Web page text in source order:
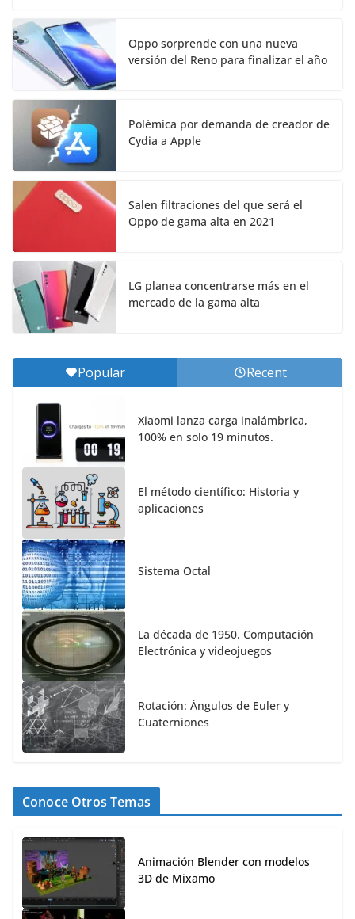
Oppo sorprende con una nueva
versión del Reno para finalizar el año
Polémica por demanda de creador de
Cydia a Apple
Salen filtraciones del que será el
Oppo de gama alta en 2021
LG planea concentrarse más en el
mercado de la gama alta
Popular Recent
Xiaomi lanza carga inalámbrica,
100% en solo 19 minutos.
El método científico: Historia y
aplicaciones
Sistema Octal
La década de 1950. Computación
Electrónica y videojuegos
Rotación: Ángulos de Euler y
Cuaterniones
Conoce Otros Temas
Animación Blender con modelos
3D de Mixamo